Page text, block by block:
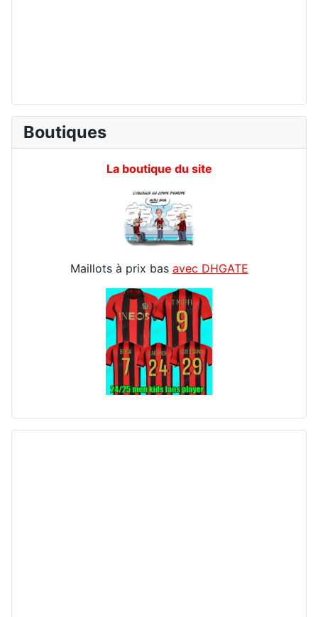
Boutiques
La boutique du site
Maillots à prix bas avec DHGATE